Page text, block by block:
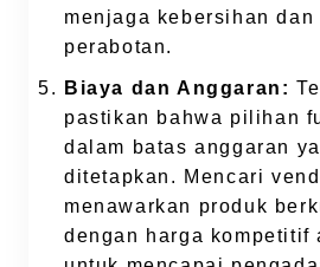
menjaga kebersihan dan
perabotan.
Biaya dan Anggaran:
pastikan bahwa pilihan
dalam batas anggaran
ditetapkan. Mencari
menawarkan produk
dengan harga kompetitif